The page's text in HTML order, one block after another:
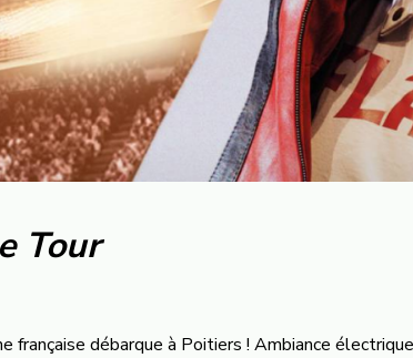
Tour
française débarque à Poitiers ! Ambiance